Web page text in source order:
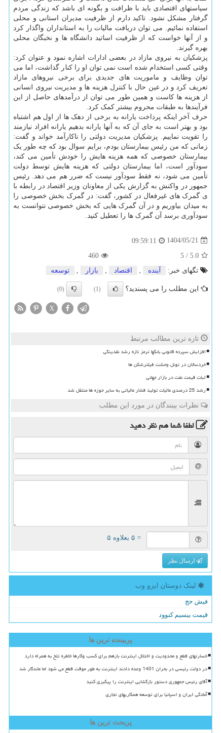
سیاستهای اقتصادی باید با ظرافت و بگونه ای باشد که زندگی مردم
گرفتار مشکل نشود. تاکید دارم از ظرفیت مدیران استانی و محلی
استفاده نمائیم. می توان دریافت مالیات را به استانداران واگذار کرد
و از آنها خواست که از ظرفیت اساتید دانشگاه ها و نخبگان محلی
بهره گیرند.
پزشکیان به نیروی مازاد در بعضی ادارات اشاره نمود و عنوان کرد:
وقتی کسی استخدام شده است نمی توان او را کنار گذاشت، اما می
توان وظایف و ماموریت های جدیدی برای برخی نیروهای مازاد
تعریف کرد و در عین حال با کنترل هزینه ها و مدیریت نیروی انسانی
از هزینه ها کاست و همین طور می توان از درآمدهای حاصل از این
فرآیندها به طبقات محروم بیشتر کمک کرد.
حرف آخر اینکه پرداخت یارانه به برخی از دهک ها از اول هم اشتباه
بود و بهتر است به جای آن که به آنها یارانه بدهیم یارانه افراد نیازمند
را تقویت نماییم. پزشکیان مدیریت دولتی را ناکارآمد خواند و گفت:
زمانی که من رئیس بیمارستان بودم، برایم سوال بود که چه طور یک
بیمارستان خصوصی که همه هزینه هایش را خودش تأمین می کند،
سودآور است، اما بیمارستان دولتی که هزینه هایش توسط دولت
تأمین می شود، نه فقط سودآور نیست که ضرر هم می دهد. رئیس
جمهور در واکنش به گزارش یکی از معاونان وزیر اقتصاد در رابطه با
ی گمرک های غیرفعال در کشور، گفت: در گمرک بخش خصوصی را
به میدان بیاوریم و در آن گمرک هایی که بخش خصوصی نتوانست به
سودآوری برسد آن گمرک ها را تعطیل کنید.
1404/05/21
09:59:11
5.0
/
5
460
تگهای خبر:
آینده , اقتصاد , بازار , توسعه
این مطلب را می پسندید؟ (1)
(0)
X
تازه ترین مطالب مرتبط
افزایش سپرده قانونی بانکها ترمز تازه رشد نقدینگی
خردسالان در تونل وحشت فیلترشکن ها
ثبات قیمت نفت در بازار جهانی
رشد 25 درصدی مالیات تولید فشار مالیاتی به سایر حوزه ها منتقل شد
نظرات بینندگان در مورد این مطلب
لطفا شما همنظر دهید
= ۵ بعلاوه ۵
ارسال نظر
لینک دوستان ایزو وب
فیش حج
قیمت بیسیم کنوود
پربیننده ترین ها
خسارتهای قطع و محدودیت و اختلال اینترنت بازهم برای کسب وکارها خاطره تلخ به همراه دارد
در دولت رئیسی در بحران 1401 وعده دادند اینترنت به طور موقت قطع می شود اما ماندگار شد
آقای رئیس جمهوری دستور بازگشایی اینترنت را پیگیری کنید
آمادگی ایران و اسپانیا برای توسعه همکاریهای تجاری
پربحث ترین ها